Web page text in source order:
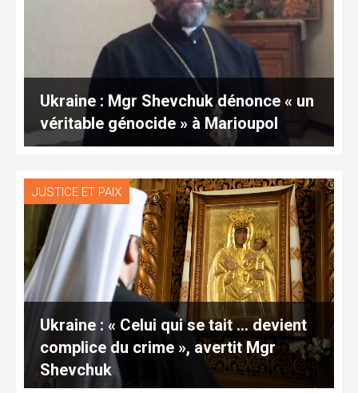
Ukraine : Mgr Shevchuk dénonce « un
véritable génocide » à Marioupol
JUSTICE ET PAIX
Ukraine : « Celui qui se tait … devient
complice du crime », avertit Mgr
Shevchuk